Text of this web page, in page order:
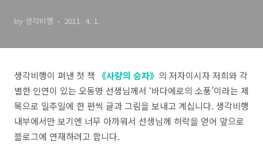
by 생각비행 2011. 4. 1.
생각비행이 펴낸 첫 책 《사랑의 승자》 의 저자이시자 저희와 각
별한 인연이 있는 오동명 선생님께서 ‘바다에로의 소풍’이라는 제
목으로 일주일에 한 편씩 글과 그림을 보내고 계십니다. 생각비행
내부에서만 보기엔 너무 아까워서 선생님께 허락을 얻어 앞으로
블로그에 연재하려고 합니다.